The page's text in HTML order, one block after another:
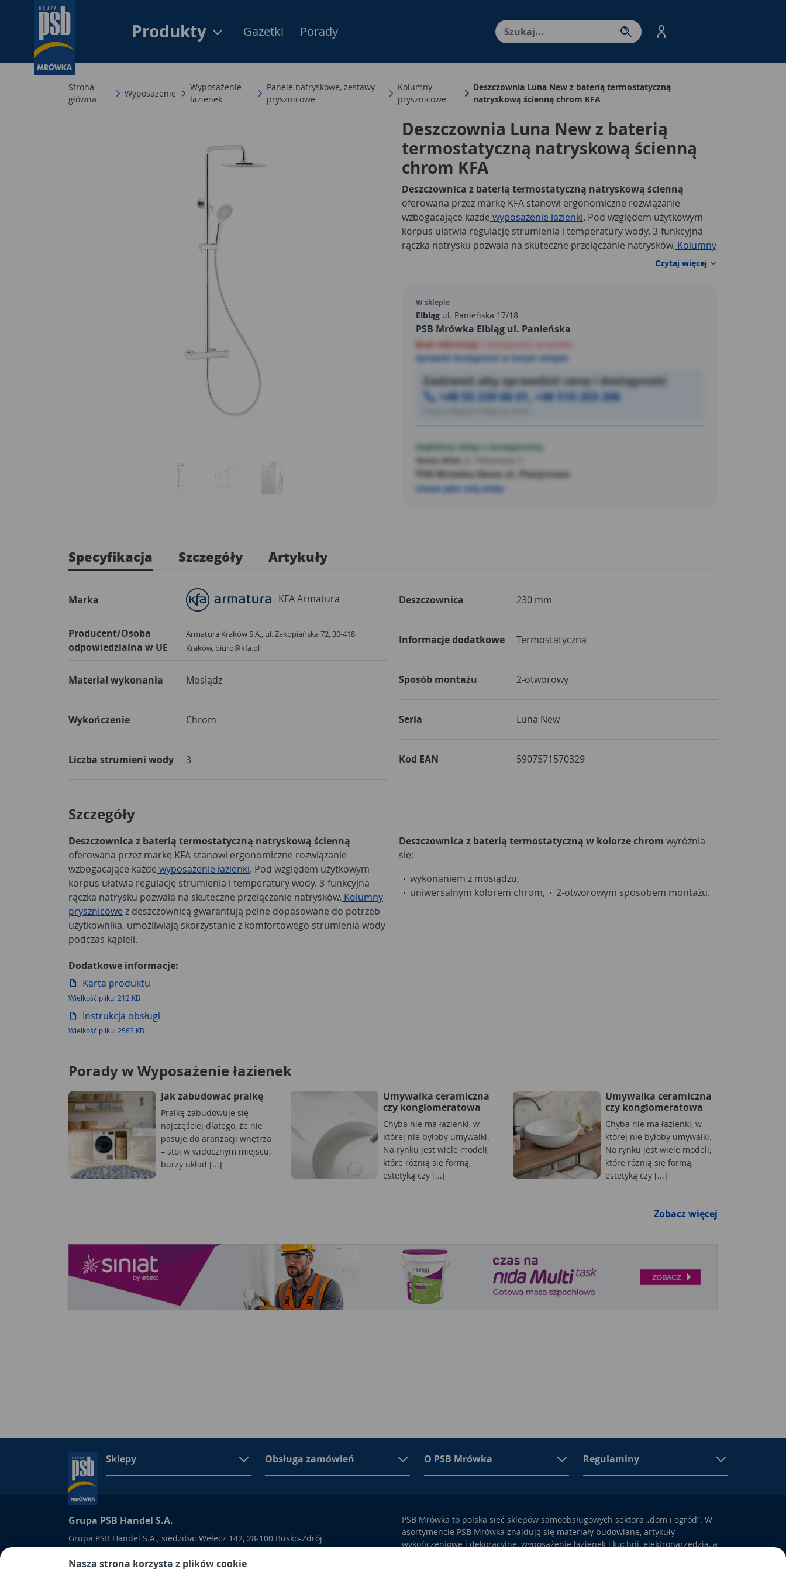
Nasza strona korzysta z plików cookie
Produkty Menu Produktów, nawigacja: Enter - przejdź do strony produktów. Spacja – otwórz/
Gazetki Porady
Strona
główna
Wyposażenie
Wyposażenie
łazienek
Panele natryskowe, zestawy
prysznicowe
Kolumny
prysznicowe
Deszczownia Luna New z baterią termostatyczną
natryskową ścienną chrom KFA
Deszczownia Luna New z baterią
termostatyczną natryskową ścienną
chrom KFA
Deszczownica z baterią termostatyczną natryskową ścienną
oferowana przez markę KFA stanowi ergonomiczne rozwiązanie
wzbogacające każde wyposażenie łazienki. Pod względem użytkowym
korpus ułatwia regulację strumienia i temperatury wody. 3-funkcyjna
rączka natrysku pozwala na skuteczne przełączanie natrysków. Kolumny
z deszczownicą gwarantują pełne dopasowane do potrzeb
Czytaj więcej
W sklepie
Elbląg ul. Panieńska 17/18
PSB Mrówka Elbląg ul. Panieńska
Brak informacji
o dostępności produktu
Sprawdź dostępność w innym sklepie
Zadzwoń aby sprawdzić cenę i dostępność
+48 55 239 68 01, +48 510 203 206
Najbliższy sklep z dostępnością
Nowa Wieś
PSB Mrówka Iława ul. Platynowa
Ustaw jako mój sklep
Specyfikacja Szczegóły Artykuły
Marka KFA Armatura
Producent/Osoba
odpowiedzialna w UE
Armatura Kraków S.A., ul. Zakopiańska 72, 30-418
Kraków, biuro@kfa.pl
Materiał wykonania Mosiądz
Wykończenie Chrom
Liczba strumieni wody 3
Deszczownica 230 mm
Informacje dodatkowe Termostatyczna
Sposób montażu 2-otworowy
Seria Luna New
Kod EAN 5907571570329
Szczegóły
Deszczownica z baterią termostatyczną natryskową ścienną
oferowana przez markę KFA stanowi ergonomiczne rozwiązanie
wzbogacające każde wyposażenie łazienki. Pod względem użytkowym
korpus ułatwia regulację strumienia i temperatury wody. 3-funkcyjna
rączka natrysku pozwala na skuteczne przełączanie natrysków. Kolumny
prysznicowe z deszczownicą gwarantują pełne dopasowane do potrzeb
użytkownika, umożliwiają skorzystanie z komfortowego strumienia wody
podczas kąpieli.
Deszczownica z baterią termostatyczną w kolorze chrom wyróżnia
się:
wykonaniem z mosiądzu,
uniwersalnym kolorem chrom,
2-otworowym sposobem montażu.
Dodatkowe informacje:
Karta produktu
Wielkość pliku: 212 KB
Instrukcja obsługi
Wielkość pliku: 2563 KB
Porady w Wyposażenie łazienek
Jak zabudować pralkę
Pralkę zabudowuje się
najczęściej dlatego, że nie
pasuje do aranżacji wnętrza
– stoi w widocznym miejscu,
burzy układ [...]
Umywalka ceramiczna
czy konglomeratowa
Chyba nie ma łazienki, w
której nie byłoby umywalki.
Na rynku jest wiele modeli,
które różnią się formą,
estetyką czy [...]
Umywalka ceramiczna
czy konglomeratowa
Chyba nie ma łazienki, w
której nie byłoby umywalki.
Na rynku jest wiele modeli,
które różnią się formą,
estetyką czy [...]
Zobacz więcej
Sklepy Obsługa zamówień O PSB Mrówka Regulaminy
Grupa PSB Handel S.A.
Grupa PSB Handel S.A., siedziba: Wełecz 142, 28-100 Busko-Zdrój
wpisana do Rejestru Przedsiębiorców prowadzonego przez Sąd Rejonowy w
Kielcach
PSB Mrówka to polska sieć sklepów samoobsługowych sektora „dom i ogród”. W
asortymencie PSB Mrówka znajdują się materiały budowlane, artykuły
wykończeniowe i dekoracyjne, wyposażenie łazienek i kuchni, elektronarzędzia, a